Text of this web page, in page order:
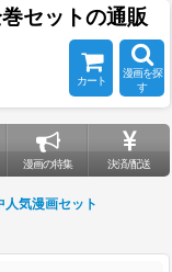
セットの通販
カート
漫画を探
す
漫画の特集 決済/配送
人気漫画セット